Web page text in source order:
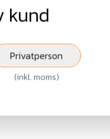
kr
exkl.moms
kund
Privatperson
(inkl. moms)